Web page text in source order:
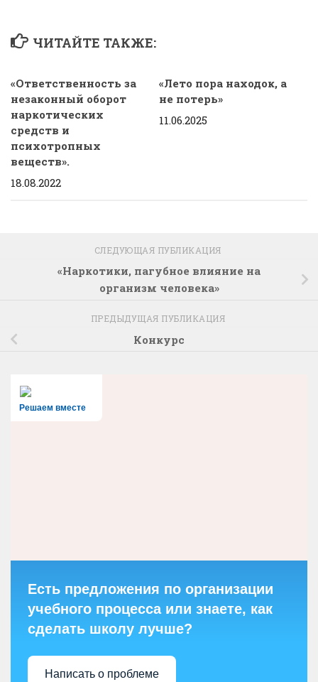
ЧИТАЙТЕ ТАКЖЕ:
«Ответственность за
незаконный оборот
наркотических
средств и
психотропных
веществ».
18.08.2022
«Лето пора находок, а
не потерь»
11.06.2025
СЛЕДУЮЩАЯ ПУБЛИКАЦИЯ
«Наркотики, пагубное влияние на
организм человека»
ПРЕДЫДУЩАЯ ПУБЛИКАЦИЯ
Конкурс
Решаем вместе
Есть предложения по организации
учебного процесса или знаете, как
сделать школу лучше?
Написать о проблеме